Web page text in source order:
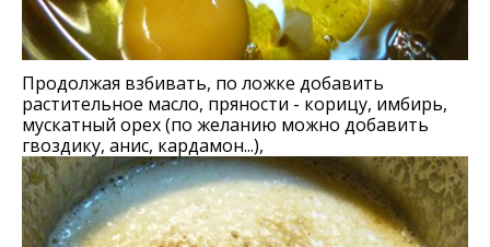
Продолжая взбивать, по ложке добавить
растительное масло, пряности - корицу, имбирь,
мускатный орех (по желанию можно добавить
гвоздику, анис, кардамон...),